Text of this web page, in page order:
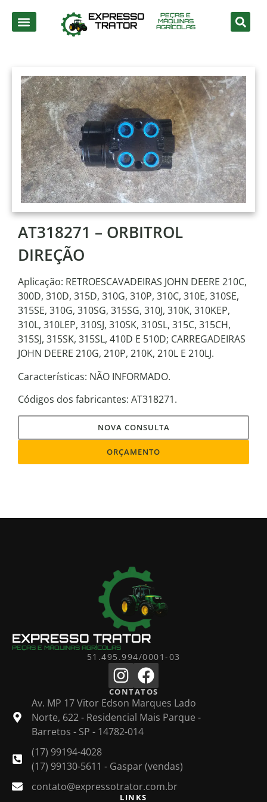
EXPRESSO
TRATOR
PEÇAS E
MÁQUINAS
AGRÍCOLAS
AT318271 – ORBITROL
DIREÇÃO
Aplicação: RETROESCAVADEIRAS JOHN DEERE 210C,
300D, 310D, 315D, 310G, 310P, 310C, 310E, 310SE,
315SE, 310G, 310SG, 315SG, 310J, 310K, 310KEP,
310L, 310LEP, 310SJ, 310SK, 310SL, 315C, 315CH,
315SJ, 315SK, 315SL, 410D E 510D; CARREGADEIRAS
JOHN DEERE 210G, 210P, 210K, 210L E 210LJ.
Características: NÃO INFORMADO.
Códigos dos fabricantes: AT318271.
NOVA CONSULTA
ORÇAMENTO
EXPRESSO TRATOR
PEÇAS E MÁQUINAS AGRÍCOLAS
51.495.994/0001-03
CONTATOS
Av. MP 17 Vitor Edson Marques Lado
Norte, 622 - Residencial Mais Parque -
Barretos - SP - 14782-014
(17) 99194-4028
(17) 99130-5611 - Gaspar (vendas)
contato@expressotrator.com.br
LINKS